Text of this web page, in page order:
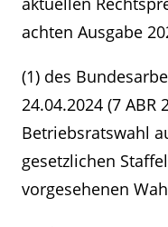
achten Ausgabe
(1) des
24.04.2024 (7
Betriebsratswahl
gesetzlichen
vorgesehenen